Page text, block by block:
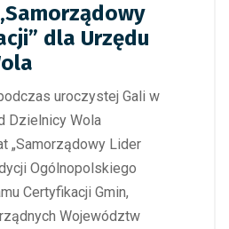
dla Urzędu
uroczystej Gali w
Dzielnicy Wola
„Samorządowy Lider
Ogólnopolskiego
Certyfikacji Gmin,
Województw